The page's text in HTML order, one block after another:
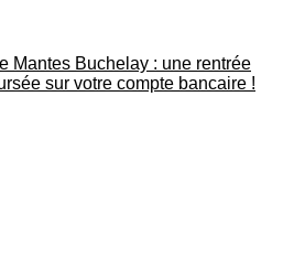
Mantes Buchelay : une rentrée
sur votre compte bancaire !